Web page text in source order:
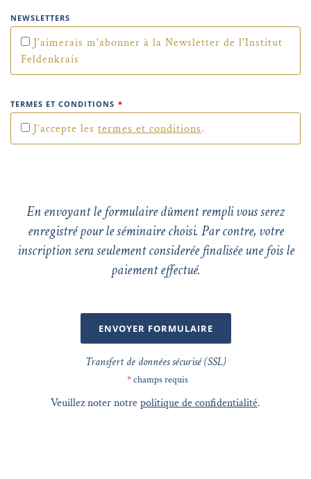
NEWSLETTERS
J'aimerais m'abonner à la Newsletter de l'Institut
Feldenkrais
TERMES ET CONDITIONS *
J’accepte les termes et conditions.
En envoyant le formulaire dûment rempli vous serez
enregistré pour le séminaire choisi. Par contre, votre
inscription sera seulement considerée finalisée une fois le
paiement effectué.
ENVOYER FORMULAIRE
Transfert de données sécurisé (SSL)
*champs requis
Veuillez noter notrepolitique de confidentialité.